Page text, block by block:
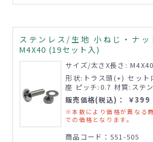
ステンレス/生地 小ねじ・ナ
M4X40 (19セット入)
サイズ/太さX長さ:
形状:トラス頭(+) セット
座 ピッチ:0.7 材質:ステ
販売価格(税込)： ￥399
※本数により価格が異なる
での価格となります。
商品コード：551-505